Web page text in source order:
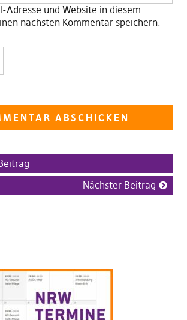
Adresse und Website in diesem
nächsten Kommentar speichern.
Nächster Beitrag